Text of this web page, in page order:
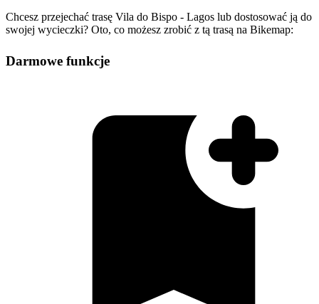
Chcesz przejechać trasę Vila do Bispo - Lagos lub dostosować ją do
swojej wycieczki? Oto, co możesz zrobić z tą trasą na Bikemap:
Darmowe funkcje